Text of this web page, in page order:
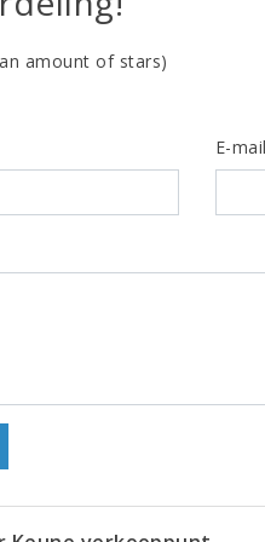
amount of stars)
E-mail